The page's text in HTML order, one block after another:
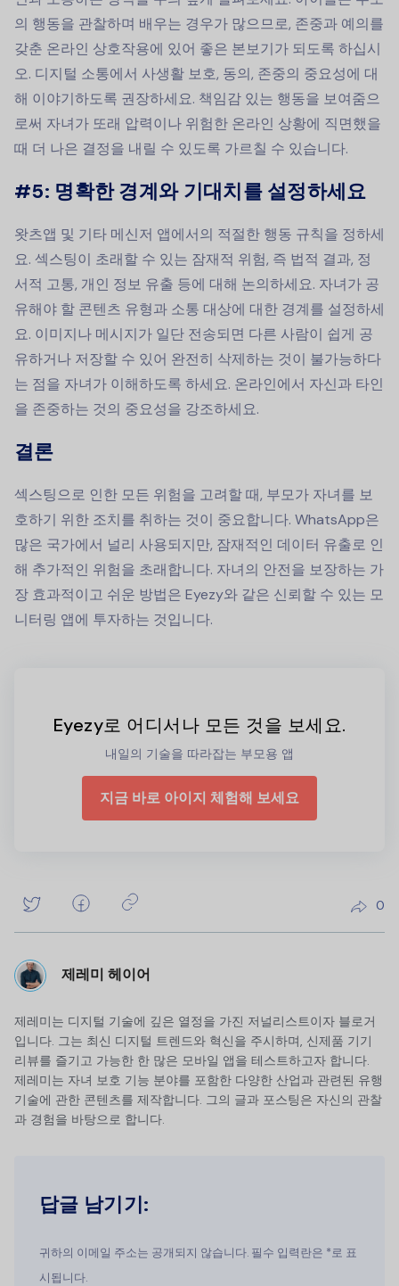
의 행동을 관찰하며 배우는 경우가 많으므로, 존중과 예의를
갖춘 온라인 상호작용에 있어 좋은 본보기가 되도록 하십시
오. 디지털 소통에서 사생활 보호, 동의, 존중의 중요성에 대
해 이야기하도록 권장하세요. 책임감 있는 행동을 보여줌으
로써 자녀가 또래 압력이나 위험한 온라인 상황에 직면했을
때 더 나은 결정을 내릴 수 있도록 가르칠 수 있습니다.
#5: 명확한 경계와 기대치를 설정하세요
왓츠앱 및 기타 메신저 앱에서의 적절한 행동 규칙을 정하세
요. 섹스팅이 초래할 수 있는 잠재적 위험, 즉 법적 결과, 정
서적 고통, 개인 정보 유출 등에 대해 논의하세요. 자녀가 공
유해야 할 콘텐츠 유형과 소통 대상에 대한 경계를 설정하세
요. 이미지나 메시지가 일단 전송되면 다른 사람이 쉽게 공
유하거나 저장할 수 있어 완전히 삭제하는 것이 불가능하다
는 점을 자녀가 이해하도록 하세요. 온라인에서 자신과 타인
을 존중하는 것의 중요성을 강조하세요.
결론
섹스팅으로 인한 모든 위험을 고려할 때, 부모가 자녀를 보
호하기 위한 조치를 취하는 것이 중요합니다. WhatsApp은
많은 국가에서 널리 사용되지만, 잠재적인 데이터 유출로 인
해 추가적인 위험을 초래합니다. 자녀의 안전을 보장하는 가
장 효과적이고 쉬운 방법은 Eyezy와 같은 신뢰할 수 있는 모
니터링 앱에 투자하는 것입니다.
Eyezy로 어디서나 모든 것을 보세요.
내일의 기술을 따라잡는 부모용 앱
지금 바로 아이지 체험해 보세요
0
제레미 헤이어
제레미는 디지털 기술에 깊은 열정을 가진 저널리스트이자 블로거
입니다. 그는 최신 디지털 트렌드와 혁신을 주시하며, 신제품 기기
리뷰를 즐기고 가능한 한 많은 모바일 앱을 테스트하고자 합니다.
제레미는 자녀 보호 기능 분야를 포함한 다양한 산업과 관련된 유행
기술에 관한 콘텐츠를 제작합니다. 그의 글과 포스팅은 자신의 관찰
과 경험을 바탕으로 합니다.
답글 남기기:
귀하의 이메일 주소는 공개되지 않습니다. 필수 입력란은 *로 표
시됩니다.